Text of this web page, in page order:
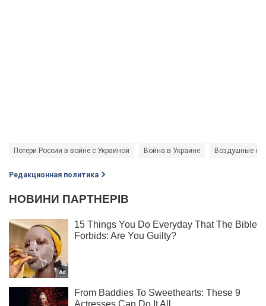
Потери России в войне с Украиной Война в Украине Воздушные
Редакционная политика